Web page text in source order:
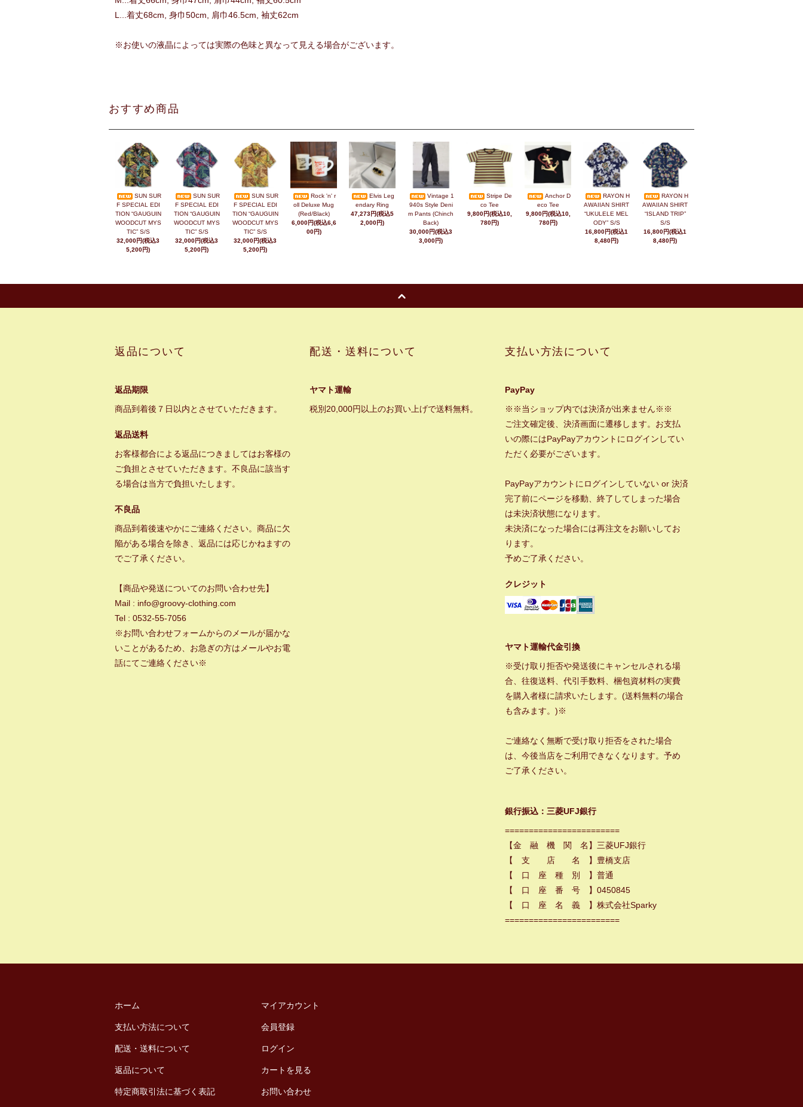
L...着丈68cm, 身巾50cm, 肩巾46.5cm, 袖丈62cm
※お使いの液晶によっては実際の色味と異なって見える場合がございます。
おすすめ商品
SUN SUR
F SPECIAL EDI
TION “GAUGUIN
WOODCUT MYS
TIC” S/S
32,000円(税込3
5,200円)
SUN SUR
F SPECIAL EDI
TION “GAUGUIN
WOODCUT MYS
TIC” S/S
32,000円(税込3
5,200円)
SUN SUR
F SPECIAL EDI
TION “GAUGUIN
WOODCUT MYS
TIC” S/S
32,000円(税込3
5,200円)
Rock 'n' r
oll Deluxe Mug
(Red/Black)
6,000円(税込6,6
00円)
Elvis Leg
endary Ring
47,273円(税込5
2,000円)
Vintage 1
940s Style Deni
m Pants (Chinch
Back)
30,000円(税込3
3,000円)
Stripe De
co Tee
9,800円(税込10,
780円)
Anchor D
eco Tee
9,800円(税込10,
780円)
RAYON H
AWAIIAN SHIRT
“UKULELE MEL
ODY” S/S
16,800円(税込1
8,480円)
RAYON H
AWAIIAN SHIRT
“ISLAND TRIP”
S/S
16,800円(税込1
8,480円)
返品について
返品期限
商品到着後７日以内とさせていただきます。
返品送料
お客様都合による返品につきましてはお客様の
ご負担とさせていただきます。不良品に該当す
る場合は当方で負担いたします。
不良品
商品到着後速やかにご連絡ください。商品に欠
陥がある場合を除き、返品には応じかねますの
でご了承ください。
【商品や発送についてのお問い合わせ先】
Mail : info@groovy-clothing.com
Tel : 0532-55-7056
※お問い合わせフォームからのメールが届かな
いことがあるため、お急ぎの方はメールやお電
話にてご連絡ください※
配送・送料について
ヤマト運輸
税別20,000円以上のお買い上げで送料無料。
支払い方法について
PayPay
※※当ショップ内では決済が出来ません※※
ご注文確定後、決済画面に遷移します。お支払
いの際にはPayPayアカウントにログインしてい
ただく必要がございます。
PayPayアカウントにログインしていない or 決済
完了前にページを移動、終了してしまった場合
は未決済状態になります。
未決済になった場合には再注文をお願いしてお
ります。
予めご了承ください。
クレジット
ヤマト運輸代金引換
※受け取り拒否や発送後にキャンセルされる場
合、往復送料、代引手数料、梱包資材料の実費
を購入者様に請求いたします。(送料無料の場合
も含みます。)※
ご連絡なく無断で受け取り拒否をされた場合
は、今後当店をご利用できなくなります。予め
ご了承ください。
銀行振込：三菱UFJ銀行
========================
【金 融 機 関 名】三菱UFJ銀行
【 支 店 名 】豊橋支店
【 口 座 種 別 】普通
【 口 座 番 号 】0450845
【 口 座 名 義 】株式会社Sparky
========================
ホーム
支払い方法について
配送・送料について
返品について
特定商取引法に基づく表記
マイアカウント
会員登録
ログイン
カートを見る
お問い合わせ